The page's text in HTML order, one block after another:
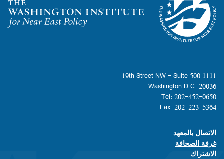
Homepage
1111 19th Street NW - Suite 500
Washington D.C. 20036
Tel: 202-452-0650
Fax: 202-223-5364
Footer contact links
الاتصال بالمعهد
غرفة الصحافة
الاشتراك